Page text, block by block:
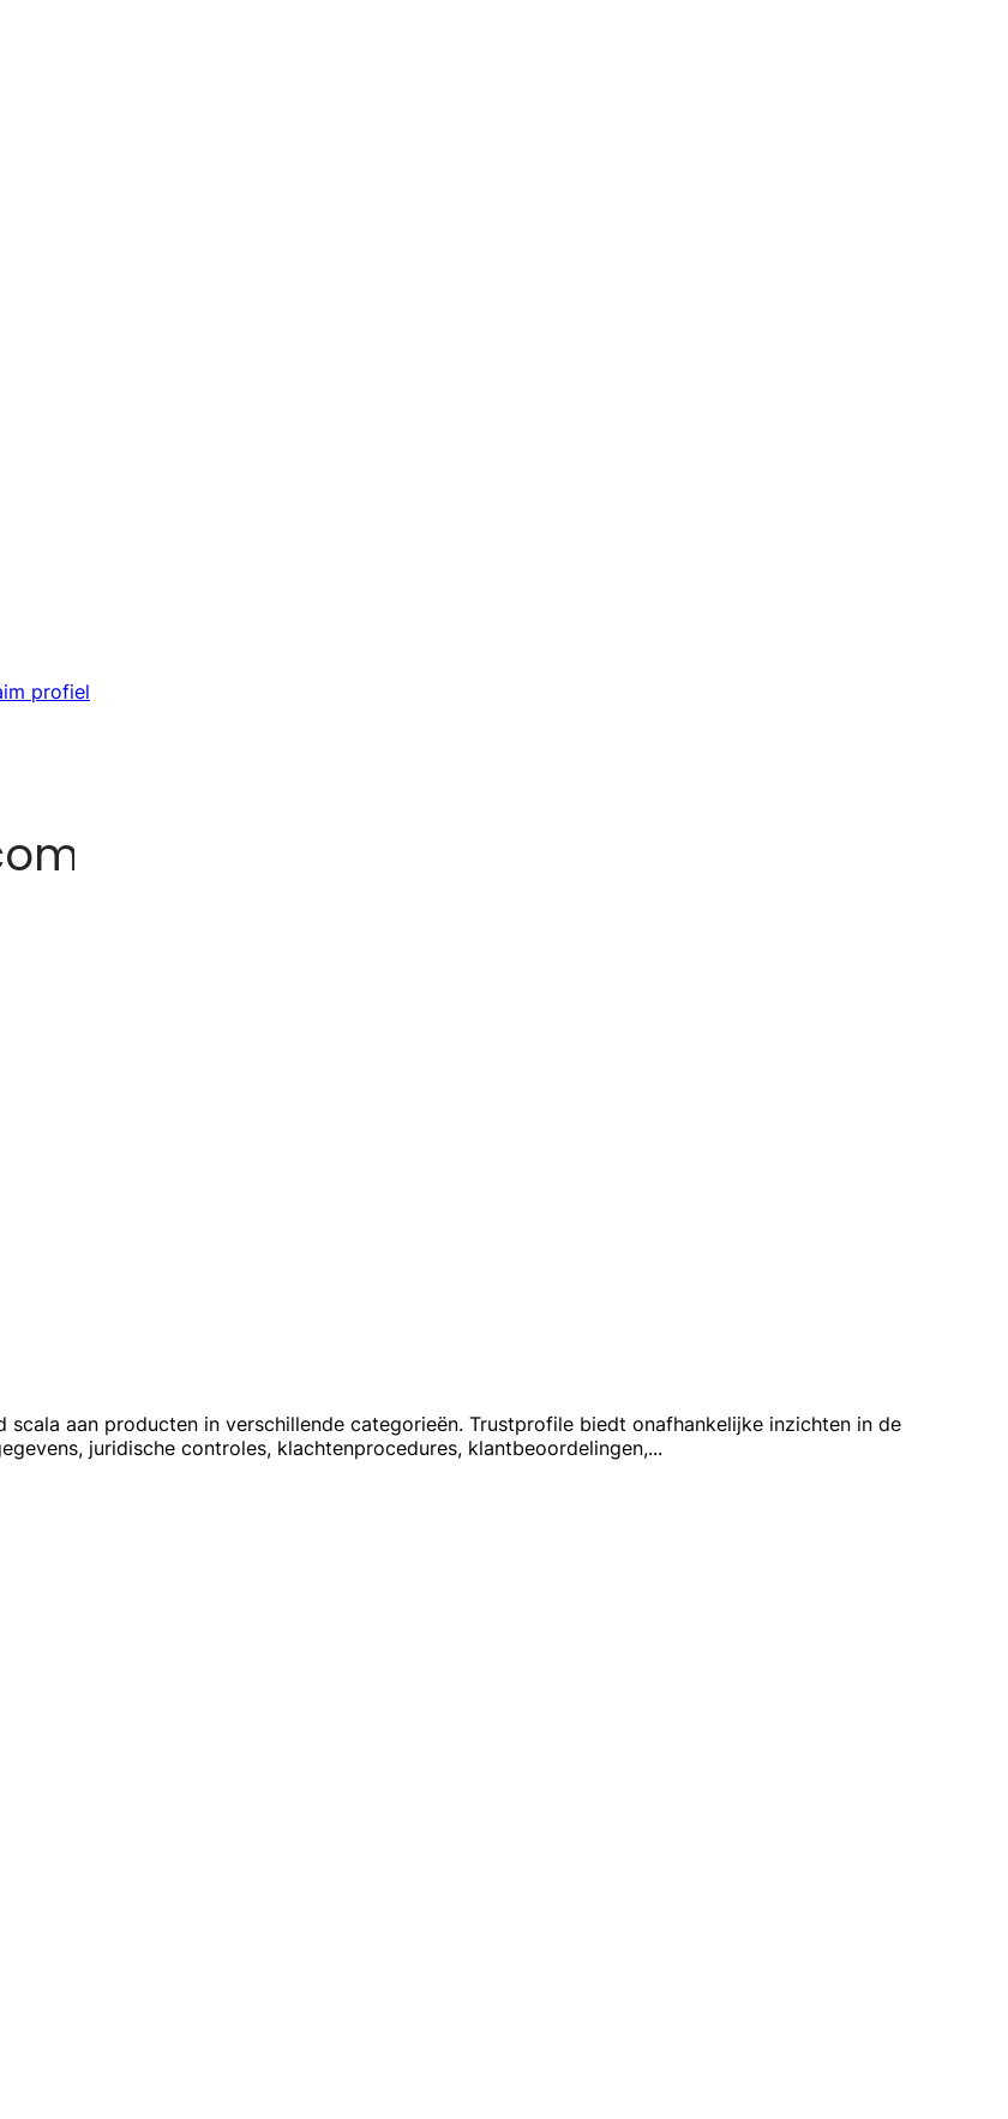
profiel
aan producten in verschillende categorieën. Trustprofile biedt onafhankelijke inzichten in de
juridische controles, klachtenprocedures, klantbeoordelingen,...